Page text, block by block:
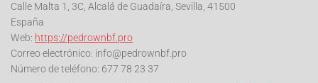
Calle Malta 1, 3C, Alcalá de Guadaíra, Sevilla, 41500
España
Web: https://pedrownbf.pro
Correo electrónico: info@pedrownbf.pro
Número de teléfono: 677 78 23 37